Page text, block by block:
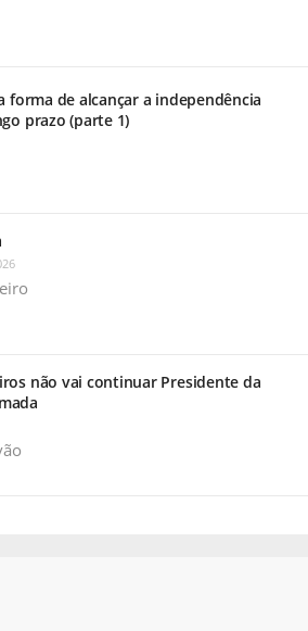
forma de alcançar a independência
prazo (parte 1)
não vai continuar Presidente da